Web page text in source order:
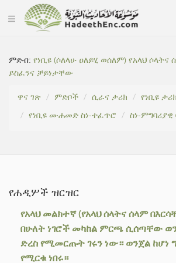
ምድብ:የነቢዩ (ሶለላሁ ዐለይሂ ወሰለም) የአላህ
ይስፈንና ቻይነታቸው
ዋና ገጽ
ምድቦች ሲራና ታሪክ
የነቢዩ ታሪክ
የነቢዩ ሙሐመድ ስነ-ተፈጥሮ
ስነ-
የሐዲሦች ዝርዝር
የአላህ መልክተኛ (የአላህ ሰላትና ሰላም
በሁለት ነገሮች መካከል ምርጫ ሲሰጣቸው
ድረስ የሚመርጡት ገሩን ነው። ወንጀል ከሆነ
የሚርቁ ነበሩ።